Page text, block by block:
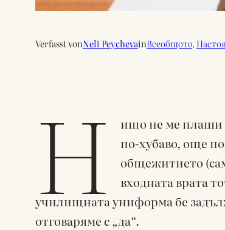
Verfasst vonNeli PeychevainВсеобщото,
Н
ищо не ме плаши
по-хубаво, още
общежитието
входната врата
училищната униформа бе
отговаряме с „да“.